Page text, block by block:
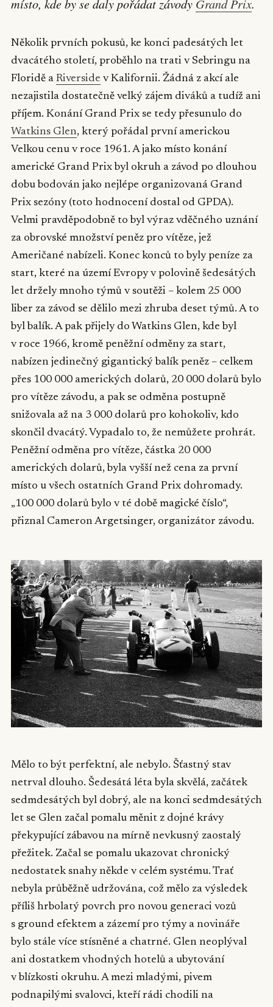
Několik prvních pokusů, ke konci padesátých let
dvacátého století, proběhlo na trati v Sebringu na
Floridě a Riverside v Kalifornii. Žádná z akcí ale
nezajistila dostatečně velký zájem diváků a tudíž ani
příjem. Konání Grand Prix se tedy přesunulo do
Watkins Glen, který pořádal první americkou
Velkou cenu v roce 1961. A jako místo konání
americké Grand Prix byl okruh a závod po dlouhou
dobu bodován jako nejlépe organizovaná Grand
Prix sezóny (toto hodnocení dostal od GPDA).
Velmi pravděpodobně to byl výraz vděčného uznání
za obrovské množství peněz pro vítěze, jež
Američané nabízeli. Konec konců to byly peníze za
start, které na území Evropy v polovině šedesátých
let držely mnoho týmů v soutěži – kolem 25 000
liber za závod se dělilo mezi zhruba deset týmů. A to
byl balík. A pak přijely do Watkins Glen, kde byl
v roce 1966, kromě peněžní odměny za start,
nabízen jedinečný gigantický balík peněz – celkem
přes 100 000 amerických dolarů, 20 000 dolarů bylo
pro vítěze závodu, a pak se odměna postupně
snižovala až na 3 000 dolarů pro kohokoliv, kdo
skončil dvacátý. Vypadalo to, že nemůžete prohrát.
Peněžní odměna pro vítěze, částka 20 000
amerických dolarů, byla vyšší než cena za první
místo u všech ostatních Grand Prix dohromady.
„100 000 dolarů bylo v té době magické číslo“,
přiznal Cameron Argetsinger, organizátor závodu.
Mělo to být perfektní, ale nebylo. Šťastný stav
netrval dlouho. Šedesátá léta byla skvělá, začátek
sedmdesátých byl dobrý, ale na konci sedmdesátých
let se Glen začal pomalu měnit z dojné krávy
překypující zábavou na mírně nevkusný zaostalý
přežitek. Začal se pomalu ukazovat chronický
nedostatek snahy někde v celém systému. Trať
nebyla průběžně udržována, což mělo za výsledek
příliš hrbolatý povrch pro novou generaci vozů
s ground efektem a zázemí pro týmy a novináře
bylo stále více stísněné a chatrné. Glen neoplýval
ani dostatkem vhodných hotelů a ubytování
v blízkosti okruhu. A mezi mladými, pivem
podnapilými svalovci, kteří rádi chodili na